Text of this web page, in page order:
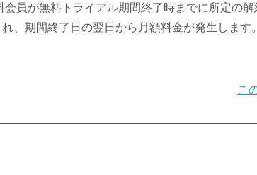
員が無料トライアル期間終了時までに所定の解
、期間終了日の翌日から月額料金が発生します
こ